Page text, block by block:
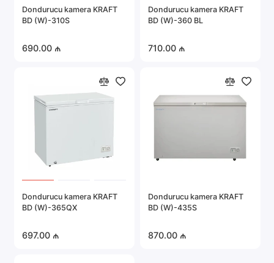
Dondurucu kamera KRAFT
BD (W)-310S
690.00 ₼
Dondurucu kamera KRAFT
BD (W)-360 BL
710.00 ₼
Dondurucu kamera KRAFT
BD (W)-365QX
697.00 ₼
Dondurucu kamera KRAFT
BD (W)-435S
870.00 ₼